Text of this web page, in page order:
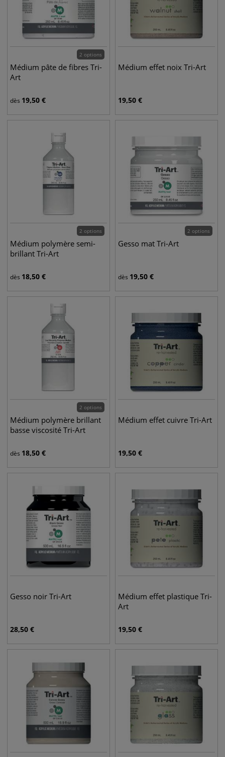
2 options
Médium pâte de fibres Tri-
Art
dès 19,50 €
Médium effet noix Tri-Art
19,50 €
2 options
Médium polymère semi-
brillant Tri-Art
dès 18,50 €
2 options
Gesso mat Tri-Art
dès 19,50 €
2 options
Médium polymère brillant
basse viscosité Tri-Art
dès 18,50 €
Médium effet cuivre Tri-Art
19,50 €
Gesso noir Tri-Art
28,50 €
Médium effet plastique Tri-
Art
19,50 €